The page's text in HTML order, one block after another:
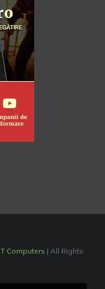
Computers | All Rights